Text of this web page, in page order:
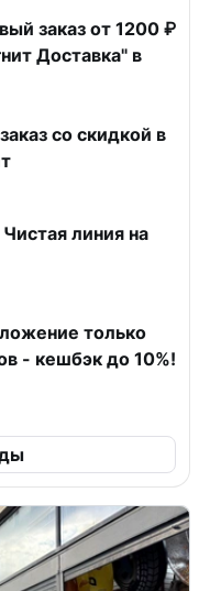
заказ от 1200 ₽
Доставка"​ в
со скидкой в
линия на
только
- кешбэк до 10%!